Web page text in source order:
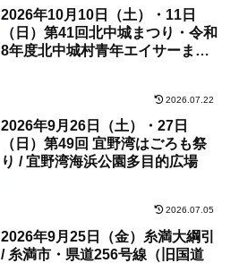
2026年10月10日（土）・11日
（日）第41回北中城まつり・令和
8年度北中城村青年エイサーまつ
2026.07.22
2026年9月26日（土）・27日
（日）第49回 宜野湾はごろも祭
り / 宜野湾海浜公園多目的広場
2026.07.05
2026年9月25日（金）糸満大綱引
/ 糸満市・県道256号線（旧国道